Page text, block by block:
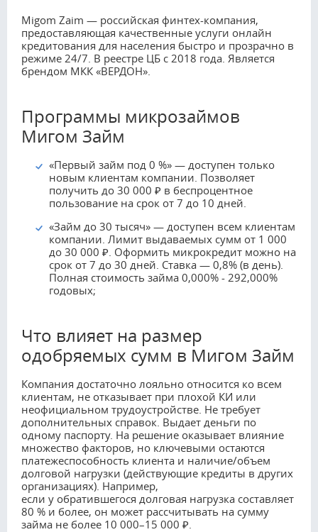
Migom Zaim — российская финтех-компания,
предоставляющая качественные услуги онлайн
кредитования для населения быстро и прозрачно в
режиме 24/7. В реестре ЦБ с 2018 года. Является
брендом МКК «ВЕРДОН».
Программы микрозаймов
Мигом Займ
«Первый займ под 0 %» — доступен только
новым клиентам компании. Позволяет
получить до 30 000 ₽ в беспроцентное
пользование на срок от 7 до 10 дней.
«Займ до 30 тысяч» — доступен всем клиентам
компании. Лимит выдаваемых сумм от 1 000
до 30 000 ₽. Оформить микрокредит можно на
срок от 7 до 30 дней. Ставка — 0,8% (в день).
Полная стоимость займа 0,000% - 292,000%
годовых;
Что влияет на размер
одобряемых сумм в Мигом Займ
Компания достаточно лояльно относится ко всем
клиентам, не отказывает при плохой КИ или
неофициальном трудоустройстве. Не требует
дополнительных справок. Выдает деньги по
одному паспорту. На решение оказывает влияние
множество факторов, но ключевыми остаются
платежеспособность клиента и наличие/объем
долговой нагрузки (действующие кредиты в других
организациях). Например,
если у обратившегося долговая нагрузка составляет
80 % и более, он может рассчитывать на сумму
займа не более 10 000–15 000 ₽.